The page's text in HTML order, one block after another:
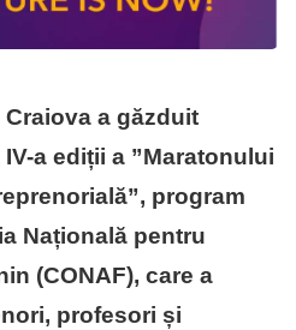
a găzduit
a ediții a ”Maratonului
program
Națională pentru
(CONAF), care a
profesori și